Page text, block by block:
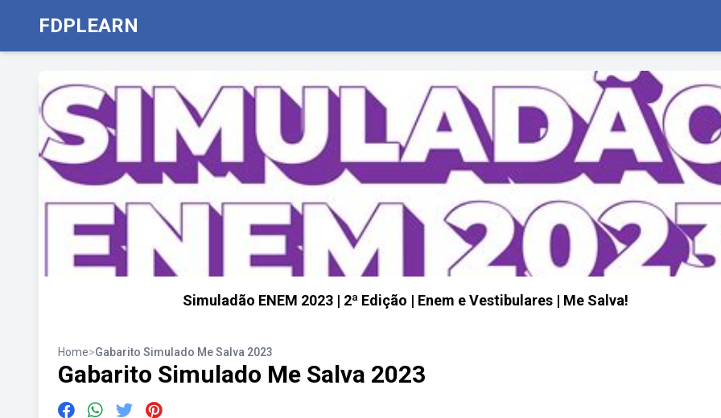
FDPLEARN
Simuladão ENEM 2023 | 2ª Edição | Enem e Vestibulares | Me Salva!
Home>Gabarito Simulado Me Salva 2023
Gabarito Simulado Me Salva 2023